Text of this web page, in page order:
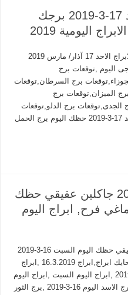
توقعات الابراج اليوم الاحد 17-3-2019 برجك
حظك اليوم الاحد 17/3/2019 توقعات الابراج الاحد 17 آذار/ مارس 2019
اليوم ,توقعات برج
برج السرطان,توقعات
الميزان,توقعات برج
برج الدلو,توقعات
برج الحوت حظك اليوم برج الحمل الأحد 17-3-2019 حظك اليوم برج الحمل
برجك اليوم 16 مارس 2019 جاكلين عقيقي حظك
اليوم السبت 16-3-2019 ماغي فرح, ابراج اليوم
برجك اليوم 16 مارس 2019 جاكلين عقيقي حظك اليوم السبت 16-3-2019
ماغي فرح, ابراج اليوم السبت ميشال حايك ابراج,ابراج 16.3.2019 ,ابراج
السبت ,ابراج اليوم ,ابراج اليوم 16-3-2019 ,ابراج اليوم السبت ,ابراج اليوم
السبت 16 اذار 2019 ,الابراج اليومية ,برج الاسد اليوم 16-3-2019 ,برج الثور